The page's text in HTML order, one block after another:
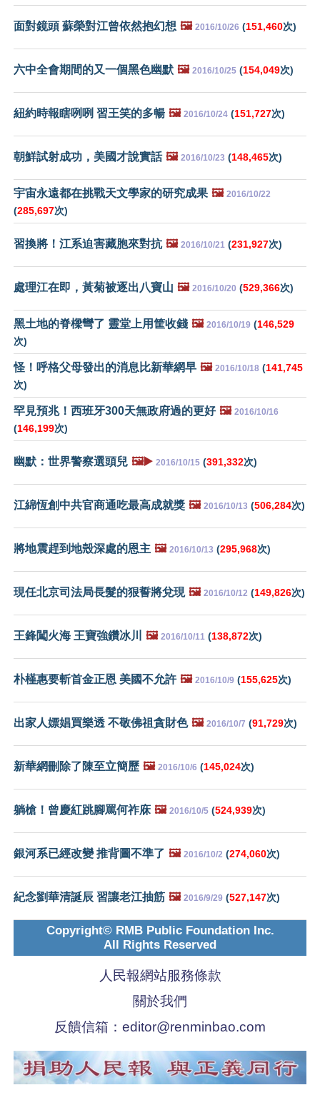
面對鏡頭 蘇榮對江曾依然抱幻想 🖼️ 2016/10/26 (151,460次)
六中全會期間的又一個黑色幽默 🖼️ 2016/10/25 (154,049次)
紐約時報瞎咧咧 習王笑的多暢 🖼️ 2016/10/24 (151,727次)
朝鮮試射成功，美國才說實話 🖼️ 2016/10/23 (148,465次)
宇宙永遠都在挑戰天文學家的研究成果 🖼️ 2016/10/22
(285,697次)
習換將！江系迫害藏胞來對抗 🖼️ 2016/10/21 (231,927次)
處理江在即，黃菊被逐出八寶山 🖼️ 2016/10/20 (529,366次)
黑土地的脊樑彎了 靈堂上用筐收錢 🖼️ 2016/10/19 (146,529
次)
怪！呼格父母發出的消息比新華網早 🖼️ 2016/10/18 (141,745
次)
罕見預兆！西班牙300天無政府過的更好 🖼️ 2016/10/16
(146,199次)
幽默：世界警察選頭兒 🖼️▶️ 2016/10/15 (391,332次)
江綿恆創中共官商通吃最高成就獎 🖼️ 2016/10/13 (506,284次)
將地震趕到地殼深處的恩主 🖼️ 2016/10/13 (295,968次)
現任北京司法局長髮的狠誓將兌現 🖼️ 2016/10/12 (149,826次)
王鋒闖火海 王寶強鑽冰川 🖼️ 2016/10/11 (138,872次)
朴槿惠要斬首金正恩 美國不允許 🖼️ 2016/10/9 (155,625次)
出家人嫖娼買樂透 不敬佛祖貪財色 🖼️ 2016/10/7 (91,729次)
新華網刪除了陳至立簡歷 🖼️ 2016/10/6 (145,024次)
躺槍！曾慶紅跳腳罵何祚庥 🖼️ 2016/10/5 (524,939次)
銀河系已經改變 推背圖不準了 🖼️ 2016/10/2 (274,060次)
紀念劉華清誕辰 習讓老江抽筋 🖼️ 2016/9/29 (527,147次)
Copyright© RMB Public Foundation Inc.
All Rights Reserved
人民報網站服務條款
關於我們
反饋信箱： editor@renminbao.com